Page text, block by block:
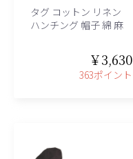
タグ コットン リネン
ハンチング 帽子 綿 麻
￥3,630
363ポイント